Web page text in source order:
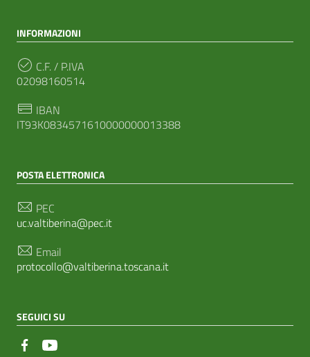
INFORMAZIONI
C.F. / P.IVA
02098160514
IBAN
IT93K0834571610000000013388
POSTA ELETTRONICA
PEC
uc.valtiberina@pec.it
Email
protocollo@valtiberina.toscana.it
SEGUICI SU